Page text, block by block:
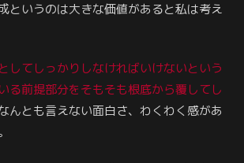
というのは大きな価値があると私は考え
してしっかりしなければいけないという
る前提部分をそもそも根底から覆してし
んとも言えない面白さ、わくわく感があ